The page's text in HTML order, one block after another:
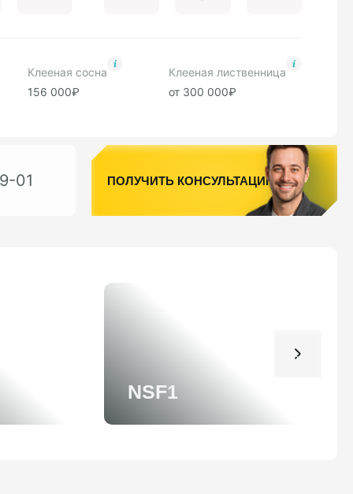
Клееная сосна
156 000₽
Клееная лиственница
от 300 000₽
01 ПОЛУЧИТЬ КОНСУЛЬТАЦИЮ
NSF1